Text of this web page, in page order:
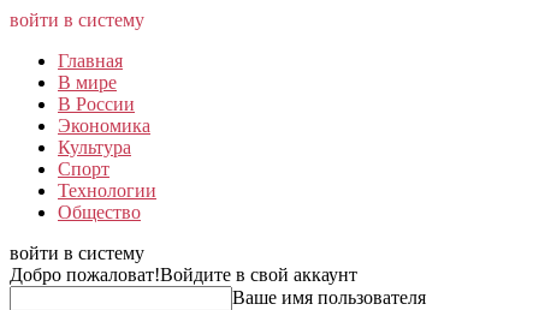
войти в систему
Главная
В мире
В России
Экономика
Культура
Спорт
Технологии
Общество
войти в систему
Добро пожаловат!Войдите в свой аккаунт
Ваше имя пользователя